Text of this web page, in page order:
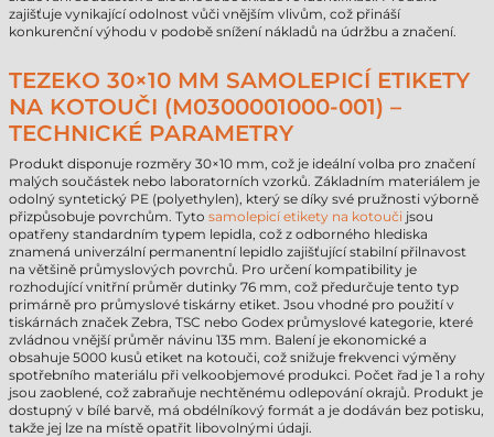
zajišťuje vynikající odolnost vůči vnějším vlivům, což přináší
konkurenční výhodu v podobě snížení nákladů na údržbu a značení.
TEZEKO 30×10 MM SAMOLEPICÍ ETIKETY
NA KOTOUČI (M0300001000-001) –
TECHNICKÉ PARAMETRY
Produkt disponuje rozměry 30×10 mm, což je ideální volba pro značení
malých součástek nebo laboratorních vzorků. Základním materiálem je
odolný syntetický PE (polyethylen), který se díky své pružnosti výborně
přizpůsobuje povrchům. Tyto samolepicí etikety na kotouči jsou
opatřeny standardním typem lepidla, což z odborného hlediska
znamená univerzální permanentní lepidlo zajišťující stabilní přilnavost
na většině průmyslových povrchů. Pro určení kompatibility je
rozhodující vnitřní průměr dutinky 76 mm, což předurčuje tento typ
primárně pro průmyslové tiskárny etiket. Jsou vhodné pro použití v
tiskárnách značek Zebra, TSC nebo Godex průmyslové kategorie, které
zvládnou vnější průměr návinu 135 mm. Balení je ekonomické a
obsahuje 5000 kusů etiket na kotouči, což snižuje frekvenci výměny
spotřebního materiálu při velkoobjemové produkci. Počet řad je 1 a rohy
jsou zaoblené, což zabraňuje nechtěnému odlepování okrajů. Produkt je
dostupný v bílé barvě, má obdélníkový formát a je dodáván bez potisku,
takže jej lze na místě opatřit libovolnými údaji.